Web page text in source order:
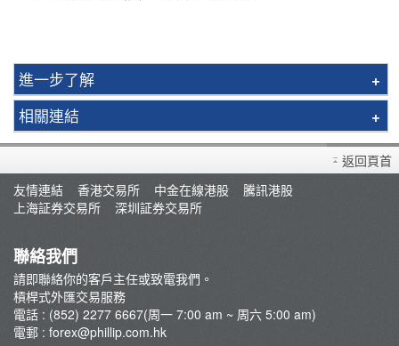
進一步了解
沽日圓套息
美元／ 坡元槓桿式外匯合約交易免佣
相關連結
存款/提款/轉賬
輝利市 免費交易平台
外匯易 交易平台
返回頁首
友情連結
香港交易所 中金在線港股
騰訊港股
上海証券交易所
深圳証券交易所
聯絡我們
請即聯絡你的客戶主任或致電我們。
槓桿式外匯交易服務
電話 : (852) 2277 6667(周一 7:00 am ~ 周六 5:00 am)
電郵 : forex@phillip.com.hk